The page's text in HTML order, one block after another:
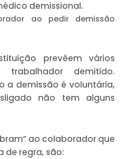
demissional.
ao pedir demissão
prevêem vários
demitido.
a demissão é voluntária,
não tem alguns
ao colaborador que
de regra, são: